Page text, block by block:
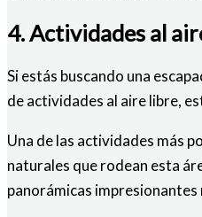
4. Actividades al
Si estás buscando una
de actividades al aire libre,
Una de las actividades más
naturales que rodean esta
panorámicas